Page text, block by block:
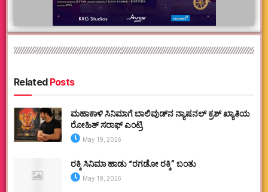
RelatedPosts
ಮಹಾಕಾಳಿ ಸಿನಿಮಾಗೆ ಬಾಲಿವುಡ್‌ನ ನ್ಯಾಷನಲ್ ಕ್ರಶ್ ಖ್ಯಾತಿಯ
ರೋಹಿತ್ ಸರಾಫ್ ಎಂಟ್ರಿ
May 19, 2026
ರಕ್ಕಿ ಸಿನಿಮಾ ಹಾಡು “ರಗಡೋ ರಕ್ಕಿ” ಬಂತು
May 19, 2026